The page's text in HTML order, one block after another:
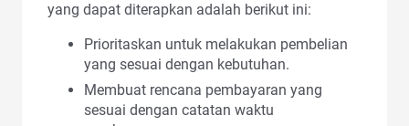
yang dapat diterapkan adalah berikut ini:
Prioritaskan untuk melakukan pembelian
yang sesuai dengan kebutuhan.
Membuat rencana pembayaran yang
sesuai dengan catatan waktu